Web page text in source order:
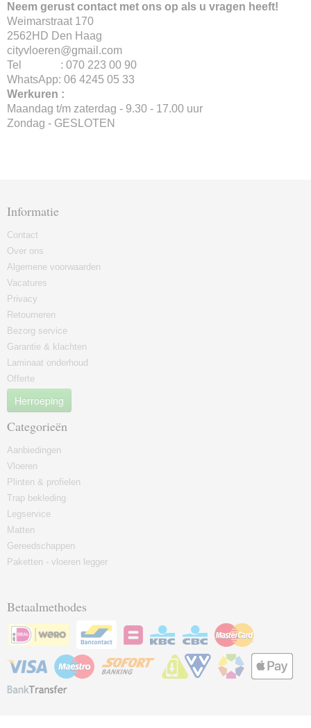
Neem gerust contact met ons op als u vragen heeft!
Weimarstraat 170
2562HD Den Haag
cityvloeren@gmail.com
Tel : 070 223 00 90
WhatsApp: 06 4245 05 33
Werkuren :
Maandag t/m zaterdag - 9.30 - 17.00 uur
Zondag - GESLOTEN
Informatie
Contact
Over ons
Algemene voorwaarden
Vacatures
Privacy
Retourneren
Bezorg service
Garantie & klachten
Laminaat onderhoud
Offerte
Herroeping
Categorieën
Aanbiedingen
Vloeren
Plinten & profielen
Trap bekleding
Legservice
Matten
Gereedschappen
Paketten - vloeren legger
Betaalmethodes